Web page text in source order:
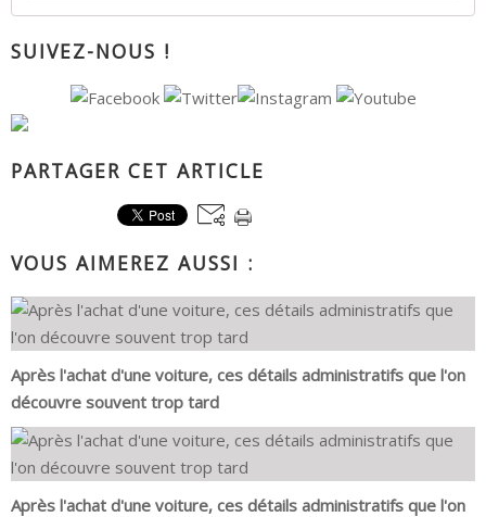
SUIVEZ-NOUS !
PARTAGER CET ARTICLE
VOUS AIMEREZ AUSSI :
Après l'achat d'une voiture, ces détails administratifs que l'on
découvre souvent trop tard
Après l'achat d'une voiture, ces détails administratifs que l'on